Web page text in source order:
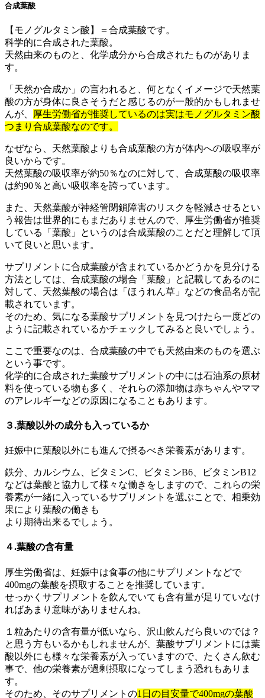
合成葉酸
【モノグルタミン酸】＝合成葉酸です。
科学的に合成された葉酸。
天然由来のものと、化学成分から合成されたものがありま
す。
「天然か合成か」の言われると、何となくイメージで天然葉
酸の方が身体に良さそうだと感じるのが一般的かもしれませ
んが、
厚生労働省が推奨しているのは実はモノグルタミン酸
つまり合成葉酸なのです。
なぜなら、天然葉酸よりも合成葉酸の方が体内への吸収率が
良いからです。
天然葉酸の吸収率が約50％なのに対して、合成葉酸の吸収率
は約90％と高い吸収率を誇っています。
また、天然葉酸が神経管閉鎖障害のリスクを軽減させるとい
う報告は世界的にもまだありませんので、厚生労働省が推奨
している「葉酸」というのは合成葉酸のことだと理解して頂
いて良いと思います。
サプリメントに合成葉酸が含まれているかどうかを見分ける
方法としては、合成葉酸の場合「葉酸」と記載してあるのに
対して、天然葉酸の場合は「ほうれん草」などの食品名が記
載されています。
そのため、気になる葉酸サプリメントを見つけたら一度どの
ように記載されているかチェックしてみると良いでしょう。
ここで重要なのは、合成葉酸の中でも天然由来のものを選ぶ
という事です。
化学的に合成された葉酸サプリメントの中には石油系の原材
料を使っている物も多く、それらの添加物は赤ちゃんやママ
のアレルギーなどの原因になることもあります。
３.葉酸以外の成分も入っているか
妊娠中に葉酸以外にも進んで摂るべき栄養素があります。
鉄分、カルシウム、ビタミンC、ビタミンB6、ビタミンB12
などは葉酸と協力して様々な働きをしますので、これらの栄
養素が一緒に入っているサプリメントを選ぶことで、相乗効
果により葉酸の働きも
より期待出来るでしょう。
４.葉酸の含有量
厚生労働省は、妊娠中は食事の他にサプリメントなどで
400mgの葉酸を摂取することを推奨しています。
せっかくサプリメントを飲んでいても含有量が足りていなけ
ればあまり意味がありませんね。
１粒あたりの含有量が低いなら、沢山飲んだら良いのでは？
と思う方もいるかもしれませんが、葉酸サプリメントには葉
酸以外にも様々な栄養素が入っていますので、たくさん飲む
事で、他の栄養素が過剰摂取になってしまう恐れもありま
す。
そのため、そのサプリメントの1日の目安量で400mgの葉酸